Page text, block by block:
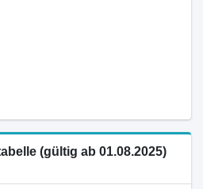
(gültig ab 01.08.2025)